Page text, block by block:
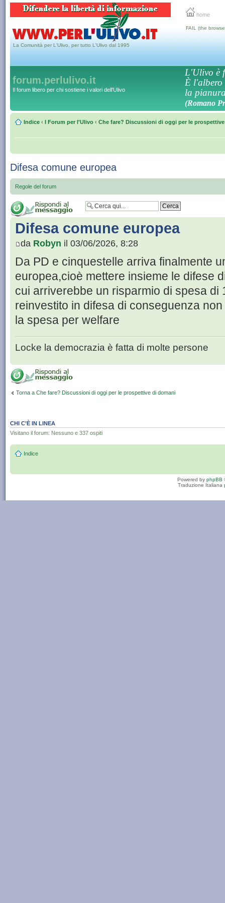
home
La Comunità per L'Ulivo, per tutto L'Ulivo dal 1995
FAIL (the
forum.perlulivo.it
Il forum libero per chi sostiene i valori dell'Ulivo
L'Ulivo è
È l'albero
la
(Romano
Indice ‹ I Forum per l'Ulivo ‹ Che fare? Discussioni di oggi per le
Difesa comune europea
Regole del forum
Difesa comune europea
da Robyn il 03/06/2026, 8:28
Da PD e cinquestelle arriva finalmente
europea,cioè mettere insieme le difese
cui arriverebbe un risparmio di spesa di
reinvestito in difesa di conseguenza
la spesa per welfare
Locke la democrazia è fatta di molte persone
Torna a Che fare? Discussioni di oggi per le prospettive di domani
CHI C’È IN LINEA
Visitano il forum: Nessuno e 337 ospiti
Indice
Powered by phpBB
Traduzione Italiana